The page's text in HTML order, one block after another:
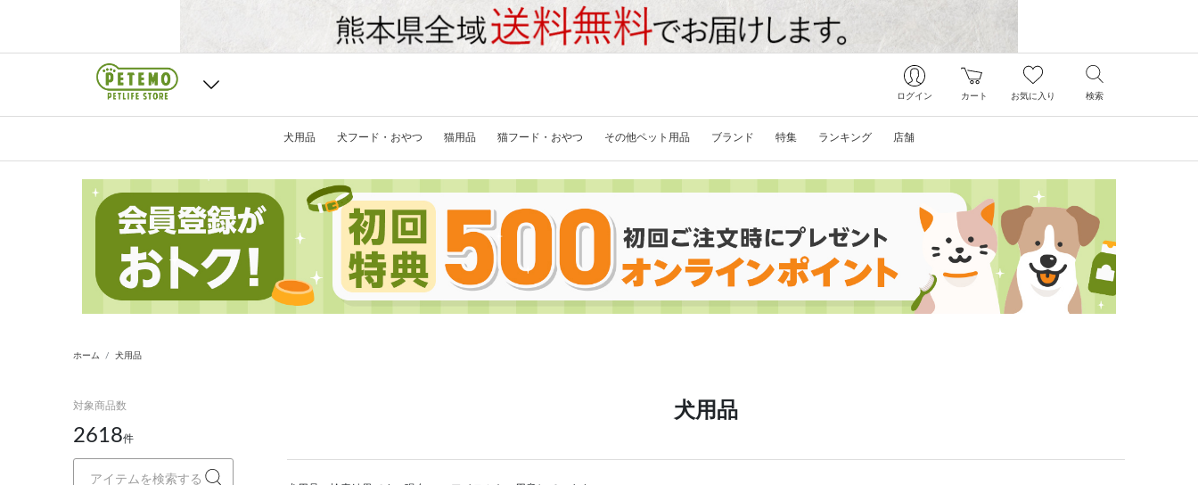
ログイン カート お気に入り 検索
犬用品 犬フード・おやつ 猫用品 猫フード・おやつ その他ペット用品 ブランド 特集 ランキング 店舗
ホーム 犬用品
対象商品数
2618件
犬用品